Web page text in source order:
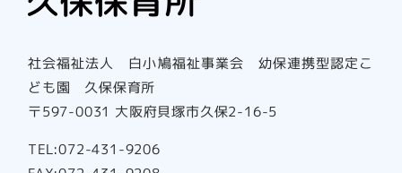
社会福祉法人 白小鳩福祉事業会 幼保連携型認定こ
ども園 久保保育所
〒597-0031 大阪府貝塚市久保2-16-5
TEL:072-431-9206